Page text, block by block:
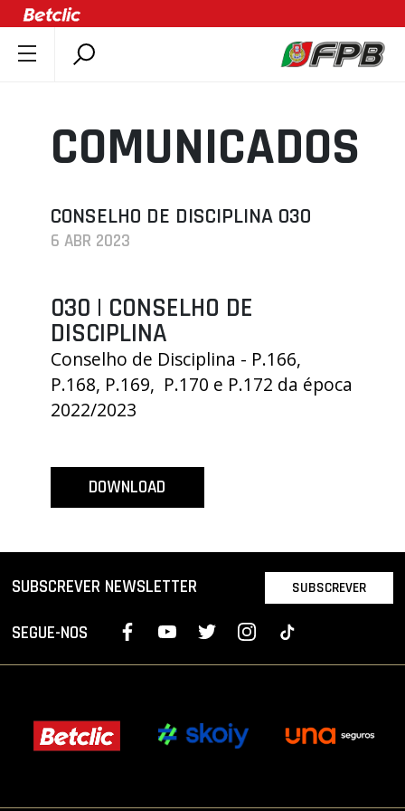
DOCUMENTOS
ÚLTIMAS
ASSOCIAÇÕES
CLUBES
AGENDA
SELEÇÕES
MINIBASQUETE
ÁREA TÉCNICA
LIGA BETCLIC MASCULINA
LIGA BETCLIC FEMININA
COMUNICADOS
CONSELHO DE DISCIPLINA 030
6 ABR 2023
030 | CONSELHO DE
DISCIPLINA
Conselho de Disciplina - P.166,
P.168, P.169, P.170 e P.172 da época
2022/2023
DOWNLOAD
SUBSCREVER NEWSLETTER SUBSCREVER
SEGUE-NOS